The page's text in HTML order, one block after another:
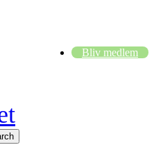
Bliv medlem